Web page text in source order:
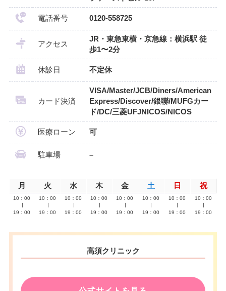
電話番号 0120-558725
アクセス
JR・東急東横・京急線：横浜駅 徒
歩1〜2分
休診日 不定休
カード決済
VISA/Master/JCB/Diners/American
Express/Discover/銀聯/MUFGカー
ド/DC/三菱UFJNICOS/NICOS
医療ローン 可
駐車場 –
月 火 水 木 金 土 日 祝
10：00
19：00
10：00
19：00
10：00
19：00
10：00
19：00
10：00
19：00
10：00
19：00
10：00
19：00
10：00
19：00
高須クリニック